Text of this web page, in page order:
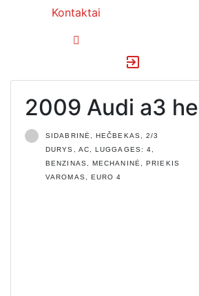
Kontaktai
exit_to_app
2009 Audi a3
SIDABRINĖ, HEČBEKAS, 2/3
DURYS, AC, LUGGAGES: 4,
BENZINAS, MECHANINĖ, PRIEKIS
VAROMAS, EURO 4